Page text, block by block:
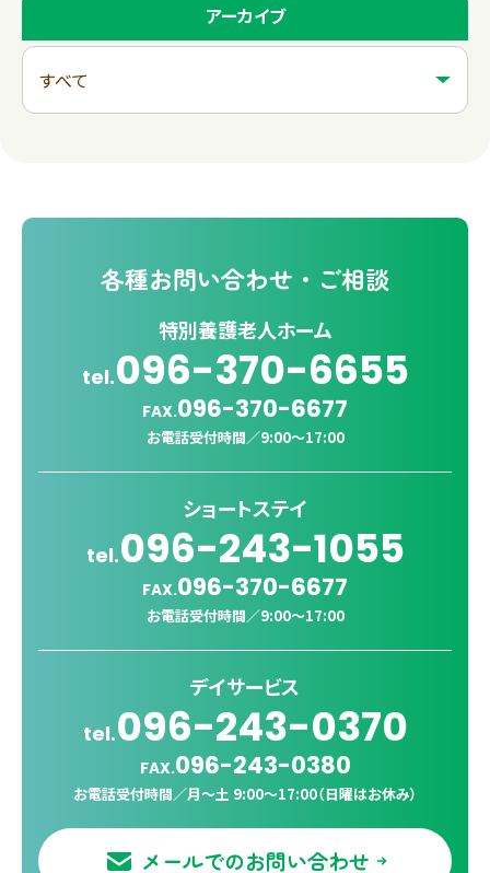
アーカイブ
各種お問い合わせ・ご相談
特別養護老人ホーム
tel.096-370-6655
FAX.096-370-6677
お電話受付時間／9:00〜17:00
ショートステイ
tel.096-243-1055
FAX.096-370-6677
お電話受付時間／9:00〜17:00
デイサービス
tel.096-243-0370
FAX.096-243-0380
お電話受付時間／月〜土 9:00〜17:00（日曜はお休み）
メールでのお問い合わせ